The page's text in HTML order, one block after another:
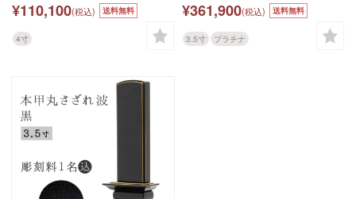
代位牌 49日 四十九日 法要 名入れ
彫刻 名前 戒名 梵字 終活 供養 水子
水子供養 本位牌 蒔絵 漆器 漆工芸
金 金紛 赤 緑 黄 青 黒
¥110,100(税込) 送料無料
4寸
戒名 梵字 終活 供養 水子 水子供養
本位牌 波模様 白 銀 ホワイト シル
バー 漆 高級 箔 プラチナ いぶし 燻
し 波
¥361,900(税込) 送料無料
3.5寸 プラチナ